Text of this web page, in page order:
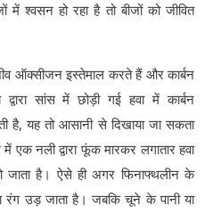
श्वसन हो रहा है तो बीजों को जीवित
ऑक्सीजन इस्तेमाल करते हैं और कार्बन
सांस में छोड़ी गई हवा में कार्बन
है, यह तो आसानी से दिखाया जा सकता
नली द्वारा फूंक मारकर लगातार हवा
जाता है। ऐसे ही अगर फिनाफ्थलीन के
उड़ जाता है। जबकि चूने के पानी या